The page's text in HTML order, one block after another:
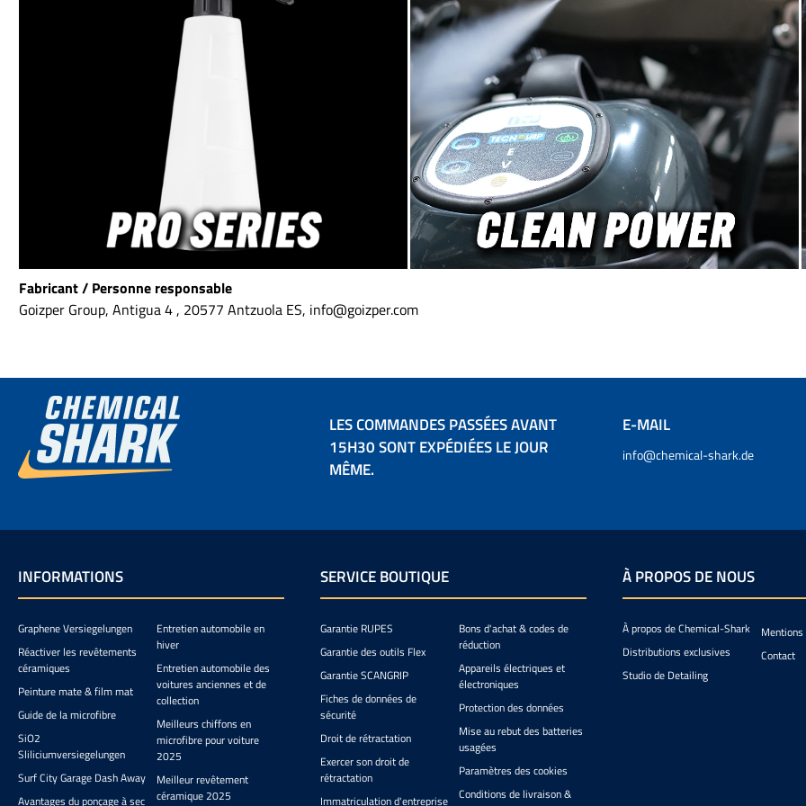
produits chimiques utilisés
en nettoyage professionnel.
ménagères.Les utilisateurs
finaux sont légalement tenus
de retourner les batteries
usagées.Le retour peut se
ou chez les détaillants.
spéciale des Grippaz : ils sont
antistatiques ! Le gant de
protection parfait pour le
detailing : Grippaz nitrile
sans poudre, sans latex,
antistatique Depuis mi-
2022, il était prévisible que
les gants de nitrile
deviendraient à nouveau
disponibles à des prix
"normaux", nous avons donc
commencé des tests
approfondis. Les axes de
travail étaient la durabilité,
la résistance chimique
nécessaire, l'effet anti-
transpiration et une agréable
Grippaz à l'étranger, qui non
seulement offrent une
esthétique intéressante,
mais qui se distinguent
massivement extensibles,
sur des mains légèrement
moites et ont un effet
rafraîchissant. Les Grippaz
écrans tactiles tout en étant
antistatiques. Leur grande
stabilité permet de les porter
plusieurs fois sans problème,
économiques que d'autres
options dans cette catégorie.
Les Grippaz se distinguent
capacité à améliorer la
sensation tactile et la
Fabricant / Personne responsable
Goizper Group, Antigua 4 , 20577 Antzuola ES, info@goizper.com
LES COMMANDES PASSÉES AVANT
15H30 SONT EXPÉDIÉES LE JOUR
MÊME.
E-MAIL
info@chemical-shark.de
INFORMATIONS
Graphene Versiegelungen
Réactiver les revêtements
céramiques
Peinture mate & film mat
Guide de la microfibre
SiO2
Sliliciumversiegelungen
Surf City Garage Dash Away
Avantages du ponçage à sec
Entretien automobile en
hiver
Entretien automobile des
voitures anciennes et de
collection
Meilleurs chiffons en
microfibre pour voiture
2025
Meilleur revêtement
céramique 2025
SERVICE BOUTIQUE
Garantie RUPES
Garantie des outils Flex
Garantie SCANGRIP
Fiches de données de
sécurité
Droit de rétractation
Exercer son droit de
rétractation
Immatriculation d'entreprise
Bons d'achat & codes de
réduction
Appareils électriques et
électroniques
Protection des données
Mise au rebut des batteries
usagées
Paramètres des cookies
Conditions de livraison &
À PROPOS DE NOUS
À propos de Chemical-Shark
Distributions exclusives
Studio de Detailing
Contact